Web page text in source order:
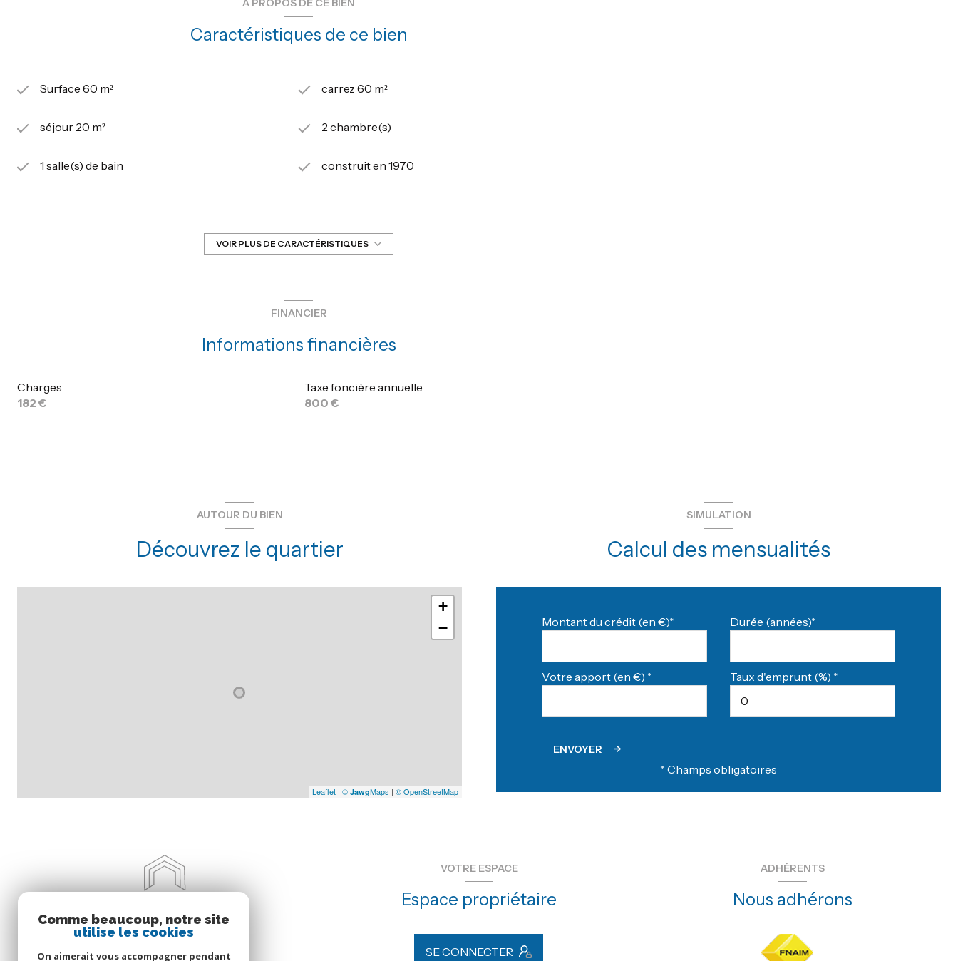
A PROPOS DE CE BIEN
Caractéristiques de ce bien
Surface 60 m² carrez 60 m²
séjour 20 m² 2 chambre(s)
1 salle(s) de bain construit en 1970
exposition Sud
cave
quartier gare
VOIR PLUS DE CARACTÉRISTIQUES
FINANCIER
Informations financières
Charges
182 €
Taxe foncière annuelle
800 €
AUTOUR DU BIEN
Découvrez le quartier
+
−
Leaflet | © JawgMaps | © OpenStreetMap
SIMULATION
Calcul des mensualités
Montant du crédit (en €)* Durée (années)*
Votre apport (en €) * Taux d'emprunt (%) *
ENVOYER
* Champs obligatoires
VOTRE ESPACE
Espace propriétaire
SE CONNECTER
ADHÉRENTS
Nous adhérons
Comme beaucoup, notre site
utilise les cookies
On aimerait vous accompagner pendant